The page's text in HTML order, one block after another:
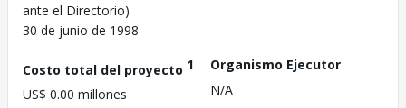
ante el Directorio)
30 de junio de 1998
Costo total del proyecto 1
US$ 0.00 millones
Organismo Ejecutor
N/A